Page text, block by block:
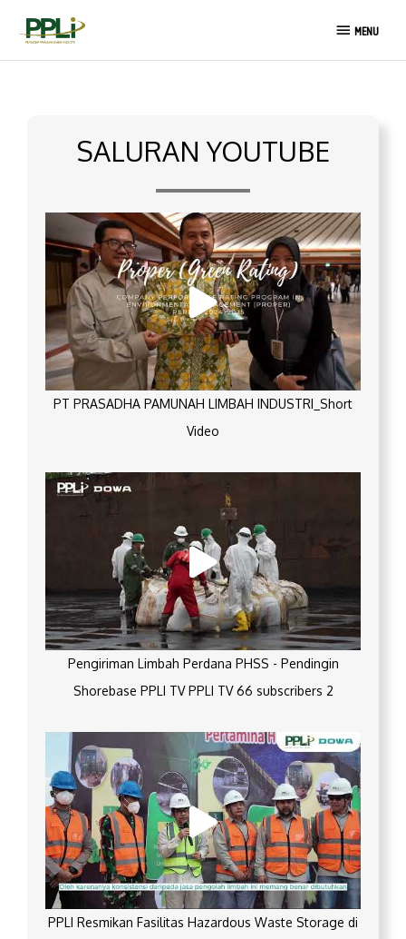
MENU
MENU
SALURAN YOUTUBE
PT PRASADHA PAMUNAH LIMBAH INDUSTRI_Short
Video
Pengiriman Limbah Perdana PHSS - Pendingin
Shorebase PPLI TV PPLI TV 66 subscribers 2
PPLI Resmikan Fasilitas Hazardous Waste Storage di